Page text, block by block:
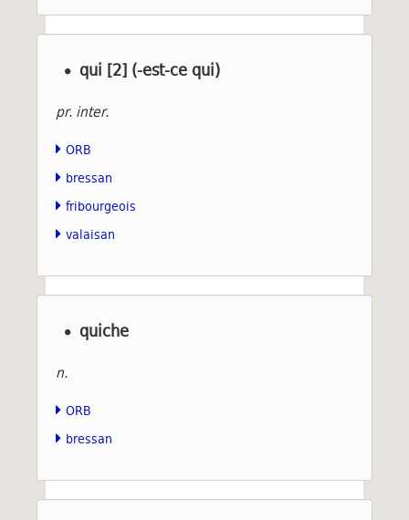
qui [2] (-est-ce qui)
pr. inter.
ORB
bressan
fribourgeois
valaisan
quiche
n.
ORB
bressan